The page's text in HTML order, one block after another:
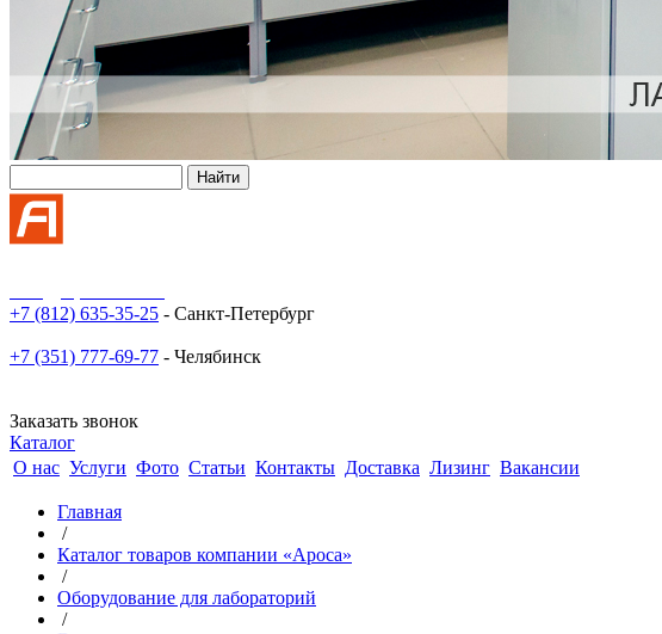
+7 (812) 635-35-25 - Санкт-Петербург
+7 (351) 777-69-77 - Челябинск
Заказать звонок
Каталог
О нас Услуги Фото Статьи Контакты Доставка Лизинг Вакансии
Главная
/
Каталог товаров компании «Ароса»
/
Оборудование для лабораторий
/